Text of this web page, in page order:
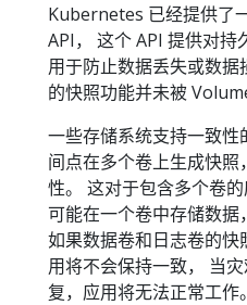
Kubernetes 已经提供了
API， 这个 API 提供对
用于防止数据丢失或数
的快照功能并未被
一些存储系统支持一致
间点在多个卷上生成快
性。 这对于包含多个卷
可能在一个卷中存储数据
如果数据卷和日志卷的
用将不会保持一致， 当
复，应用将无法正常工作。